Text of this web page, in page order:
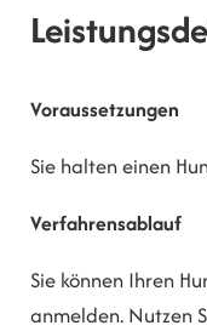
Voraussetzungen
Sie halten einen
Verfahrensablauf
Sie können Ihren
anmelden. Nutzen